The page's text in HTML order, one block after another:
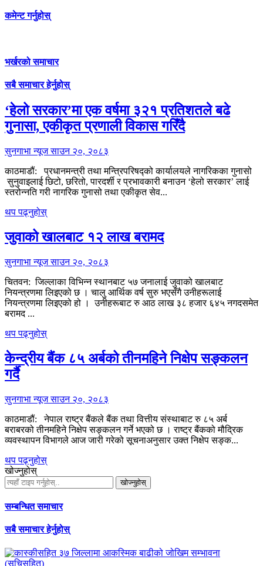
कमेन्ट गर्नुहोस्
भर्खरको समाचार
सबै समाचार हेर्नुहोस्
‘हेलो सरकार’मा एक वर्षमा ३२१ प्रतिशतले बढे
गुनासा, एकीकृत प्रणाली विकास गरिँदै
सुनगाभा न्यूज साउन २०, २०८३
काठमाडौं: प्रधानमन्त्री तथा मन्त्रिपरिषद्को कार्यालयले नागरिकका गुनासो
सुनुवाइलाई छिटो, छरितो, पारदर्शी र प्रभावकारी बनाउन ‘हेलो सरकार’ लाई
स्तरोन्नति गरी नागरिक गुनासो तथा एकीकृत सेव...
थप पढ्नुहोस्
जुवाको खालबाट १२ लाख बरामद
सुनगाभा न्यूज साउन २०, २०८३
चितवन: जिल्लाका विभिन्न स्थानबाट ५७ जनालाई जुवाको खालबाट
नियन्त्रणमा लिइएको छ । चालु आर्थिक वर्ष सुरु भएसँगै उनीहरूलाई
नियन्त्रणमा लिइएको हो । उनीहरूबाट रु आठ लाख ३८ हजार ६४५ नगदसमेत
बरामद ...
थप पढ्नुहोस्
केन्द्रीय बैंक ८५ अर्बको तीनमहिने निक्षेप सङ्कलन
गर्दै
सुनगाभा न्यूज साउन २०, २०८३
काठमाडौं: नेपाल राष्ट्र बैंकले बैंक तथा वित्तीय संस्थाबाट रु ८५ अर्ब
बराबरको तीनमहिने निक्षेप सङ्कलन गर्ने भएको छ । राष्ट्र बैंकको मौद्रिक
व्यवस्थापन विभागले आज जारी गरेको सूचनाअनुसार उक्त निक्षेप सङ्क...
थप पढ्नुहोस्
खोज्नुहोस्
खोज्नुहोस्
सम्बन्धित समाचार
सबै समाचार हेर्नुहोस्